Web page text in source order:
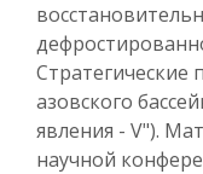
Стратегические
азовского
явления - V").
научной